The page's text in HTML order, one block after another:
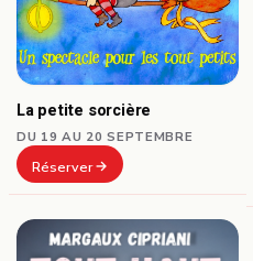
La petite sorcière
DU 19 AU 20 SEPTEMBRE
Réserver